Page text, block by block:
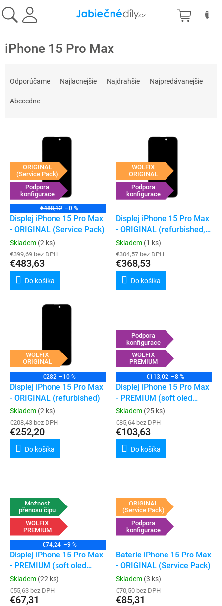
na
obsah
iPhone 15 Pro Max
Odporúčame Najlacnejšie Najdrahšie Najpredávanejšie
Abecedne
ORIGINAL
(Service Pack)
Podpora
konfigurace
€488,12 –0 %
Displej iPhone 15 Pro Max
- ORIGINAL (Service Pack)
Skladem (2 ks)
€399,69 bez DPH
€483,63
Do košíka
WOLFIX
ORIGINAL
Podpora
konfigurace
Displej iPhone 15 Pro Max
- ORIGINAL (refurbished,
podpora konfigurace)
Skladem (1 ks)
€304,57 bez DPH
€368,53
Do košíka
WOLFIX
ORIGINAL
€282 –10 %
Displej iPhone 15 Pro Max
- ORIGINAL (refurbished)
Skladem (2 ks)
€208,43 bez DPH
€252,20
Do košíka
Podpora
konfigurace
WOLFIX
PREMIUM
€113,02 –8 %
Displej iPhone 15 Pro Max
- PREMIUM (soft oled
120hz, podpora
konfigurace)
Skladem (25 ks)
€85,64 bez DPH
€103,63
Do košíka
Možnost
přenosu čipu
WOLFIX
PREMIUM
€74,24 –9 %
Displej iPhone 15 Pro Max
- PREMIUM (soft oled
120hz)
Skladem (22 ks)
€55,63 bez DPH
€67,31
ORIGINAL
(Service Pack)
Podpora
konfigurace
Baterie iPhone 15 Pro Max
- ORIGINAL (Service Pack)
Skladem (3 ks)
€70,50 bez DPH
€85,31